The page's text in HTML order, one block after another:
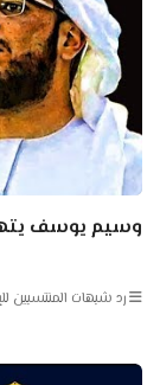
وسيم يوسف
رد شبهات المنتسبين